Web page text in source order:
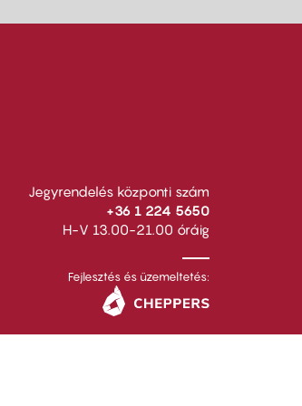
Jegyrendelés központi szám
+36 1 224 5650
H-V 13.00-21.00 óráig
Fejlesztés és üzemeltetés: